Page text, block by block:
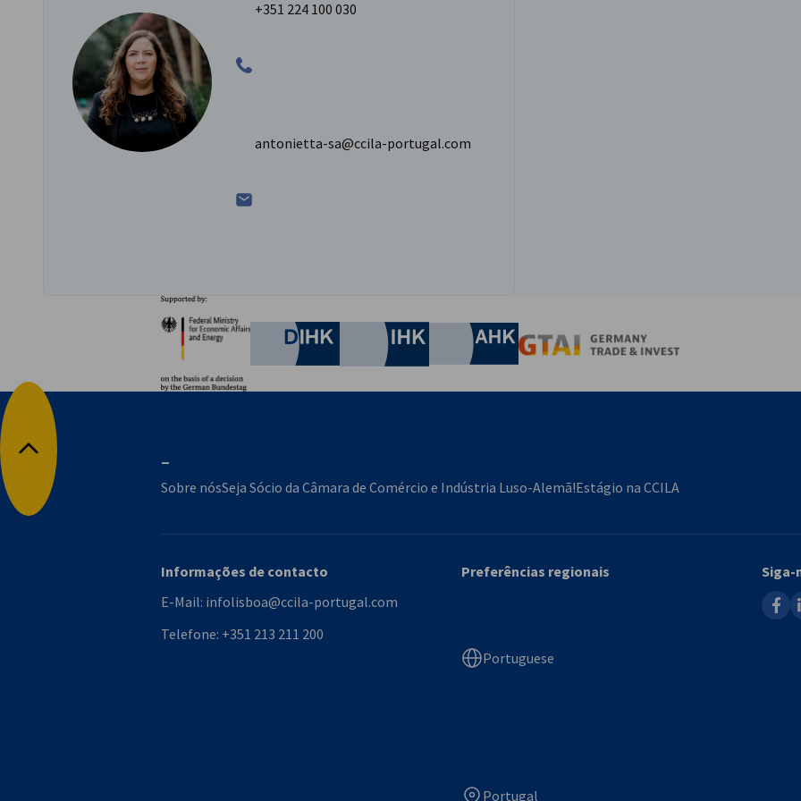
+351 224 100 030
antonietta-sa@ccila-portugal.com
German Chamber of Commerce and Industry
Chamber of Commerce and Industry
AHK.de
Voltar ao inicio
Sobre nósSeja Sócio da Câmara de Comércio e Indústria Luso-Alemã!Estágio na CCILA
Informações de contacto
E-Mail: infolisboa@ccila-portugal.com
Telefone: +351 213 211 200
Preferências regionais
Portuguese
Portugal
Siga-